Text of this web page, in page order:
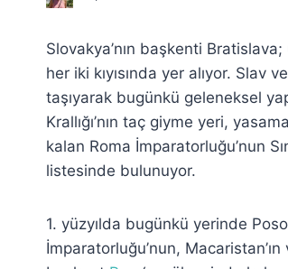
Slovakya’nın başkenti
her iki kıyısında yer alıyor.
taşıyarak bugünkü geleneksel
Krallığı’nın taç giyme yeri,
kalan Roma İmparatorluğu’nun
listesinde bulunuyor.
1. yüzyılda bugünkü yerinde
İmparatorluğu’nun,